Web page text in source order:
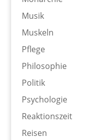
Musik
Muskeln
Pflege
Philosophie
Politik
Psychologie
Reaktionszeit
Reisen